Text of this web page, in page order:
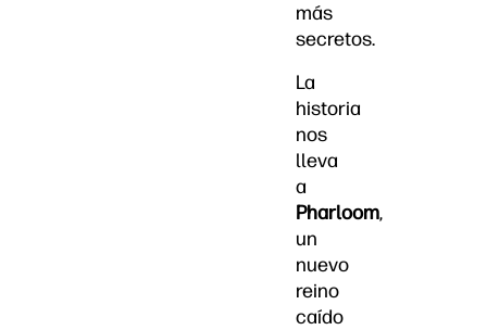
más
secretos.
La
historia
nos
lleva
a
Pharloom,
un
nuevo
reino
caído